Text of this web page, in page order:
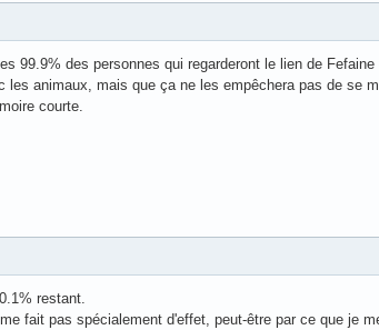
99.9% des personnes qui regarderont le lien de
les animaux, mais que ça ne les empêchera pas de se
courte.
restant.
fait pas spécialement d'effet, peut-être par ce que je